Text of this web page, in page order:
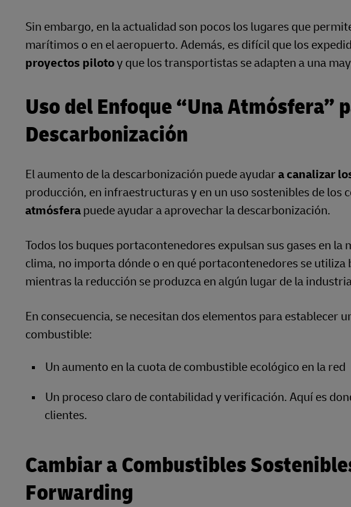
Sin embargo, en la actualidad son pocos los lugares que
marítimos o en el aeropuerto. Además, es difícil que los
proyectos pilotoy que los transportistas se adapten a una
Uso del Enfoque “Una Atmósfera”
Descarbonización
El aumento de la descarbonización puede ayudara canalizar
producción, en infraestructuras y en un uso sostenibles de los
atmósfera puede ayudar a aprovechar la descarbonización.
Todos los buques portacontenedores expulsan sus gases en
clima, no importa dónde o en qué portacontenedores se
mientras la reducción se produzca en algún lugar de la
En consecuencia, se necesitan dos elementos para establecer
combustible:
Un aumento en la cuota de combustible ecológico en la red
Un proceso claro de contabilidad y verificación. Aquí es
clientes.
Cambiar a Combustibles
Forwarding